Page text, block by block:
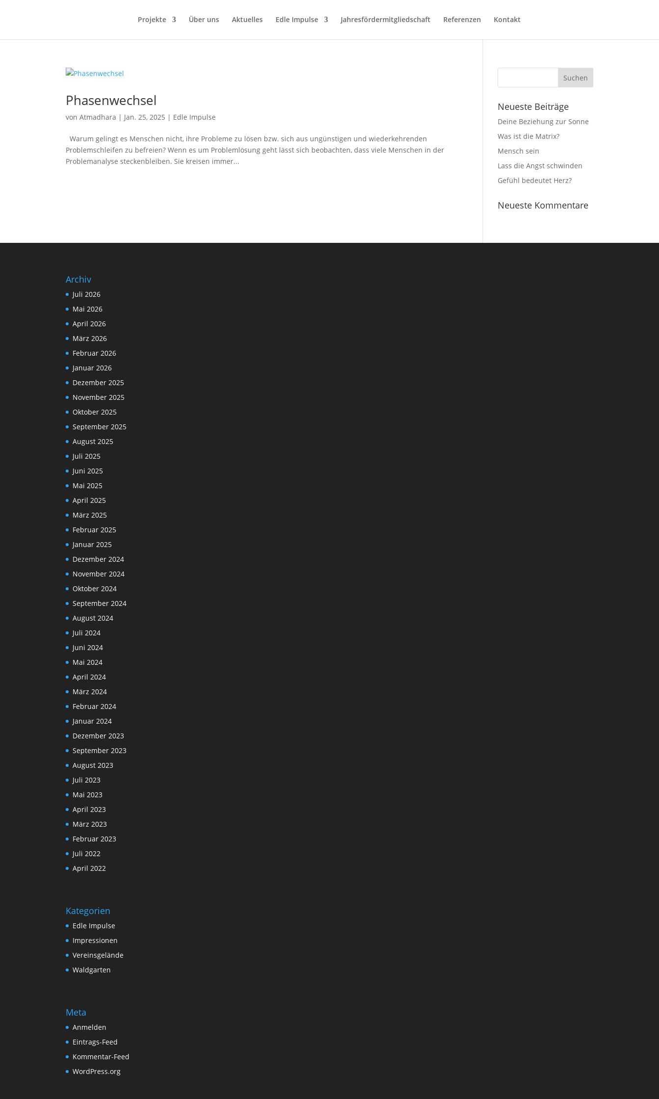
Projekte Über uns Aktuelles Edle Impulse Jahresfördermitgliedschaft Referenzen Kontakt
Phasenwechsel
vonAtmadhara | Jan. 25, 2025 | Edle Impulse
Warum gelingt es Menschen nicht, ihre Probleme zu lösen bzw. sich aus ungünstigen und wiederkehrenden
Problemschleifen zu befreien? Wenn es um Problemlösung geht lässt sich beobachten, dass viele Menschen in der
Problemanalyse steckenbleiben. Sie kreisen immer...
Neueste Beiträge
Deine Beziehung zur Sonne
Was ist die Matrix?
Mensch sein
Lass die Angst schwinden
Gefühl bedeutet Herz?
Neueste Kommentare
Archiv
Juli 2026
Mai 2026
April 2026
März 2026
Februar 2026
Januar 2026
Dezember 2025
November 2025
Oktober 2025
September 2025
August 2025
Juli 2025
Juni 2025
Mai 2025
April 2025
März 2025
Februar 2025
Januar 2025
Dezember 2024
November 2024
Oktober 2024
September 2024
August 2024
Juli 2024
Juni 2024
Mai 2024
April 2024
März 2024
Februar 2024
Januar 2024
Dezember 2023
September 2023
August 2023
Juli 2023
Mai 2023
April 2023
März 2023
Februar 2023
Juli 2022
April 2022
Kategorien
Edle Impulse
Impressionen
Vereinsgelände
Waldgarten
Meta
Anmelden
Eintrags-Feed
Kommentar-Feed
WordPress.org